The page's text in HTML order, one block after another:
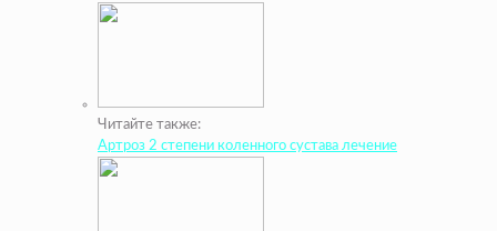
Читайте также:
Артроз 2 степени коленного сустава лечение